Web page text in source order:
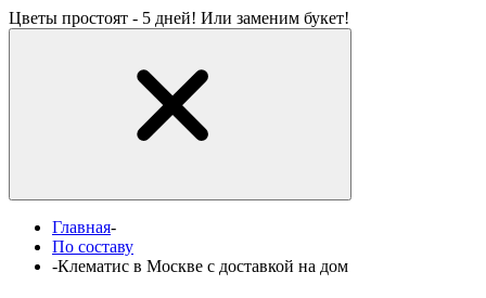
Цветы простоят - 5 дней! Или заменим букет!
Главная-
По составу
-Клематис в Москве с доставкой на дом